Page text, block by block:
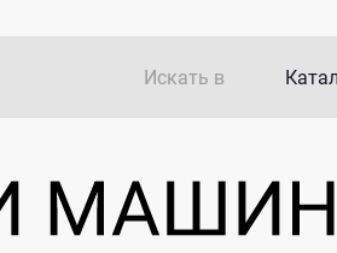
Искать в
В